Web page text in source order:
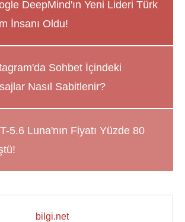
DeepMind'ın Yeni Lideri Türk
İnsanı Oldu!
Sohbet İçindeki
Nasıl Sabitlenir?
5.6 Luna'nın Fiyatı Yüzde 80
bilgi.net